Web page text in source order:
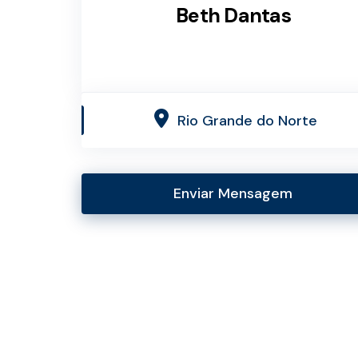
Beth Dantas
Rio Grande do Norte
Enviar Mensagem